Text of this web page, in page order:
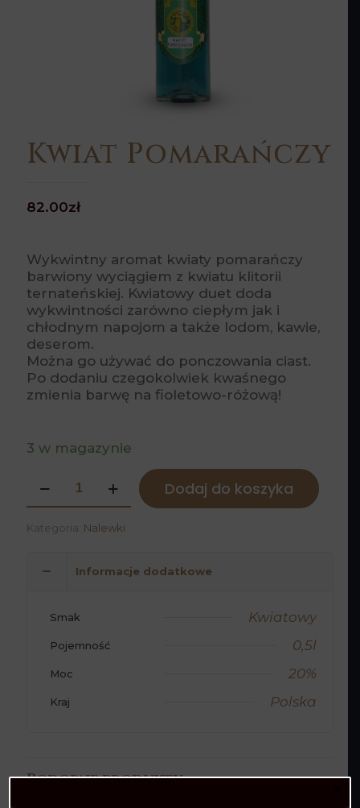
Kwiat Pomarańczy
82.00zł
Wykwintny aromat kwiaty pomarańczy
barwiony wyciągiem z kwiatu klitorii
ternateńskiej. Kwiatowy duet doda
wykwintności zarówno ciepłym jak i
chłodnym napojom a także lodom, kawie,
deserom.
Można go używać do ponczowania ciast.
Po dodaniu czegokolwiek kwaśnego
zmienia barwę na fioletowo-różową!
3 w magazynie
Kwiat
Pomarańczy
Dodaj do koszyka
Kategoria: Nalewki
Informacje dodatkowe
Smak Kwiatowy
Pojemność 0,5l
Moc 20%
Kraj Polska
Podobne produkty